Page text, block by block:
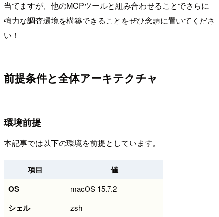
当てますが、他のMCPツールと組み合わせることでさらに
強力な調査環境を構築できることをぜひ念頭に置いてくださ
い！
前提条件と全体アーキテクチャ
環境前提
本記事では以下の環境を前提としています。
項目
値
OS
macOS 15.7.2
シェル zsh